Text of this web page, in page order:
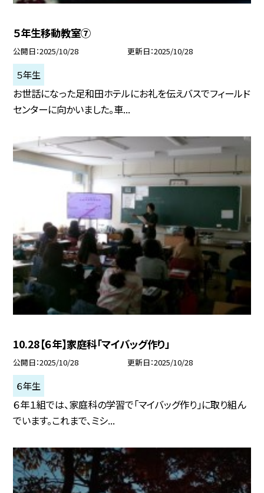
５年生移動教室⑦
公開日 2025/10/28 更新日 2025/10/28
５年生
お世話になった足和田ホテルにお礼を伝えバスでフィールド
センターに向かいました。車...
10.28【６年】家庭科「マイバッグ作り」
公開日 2025/10/28 更新日 2025/10/28
６年生
６年１組では、家庭科の学習で「マイバッグ作り」に取り組ん
でいます。これまで、ミシ...